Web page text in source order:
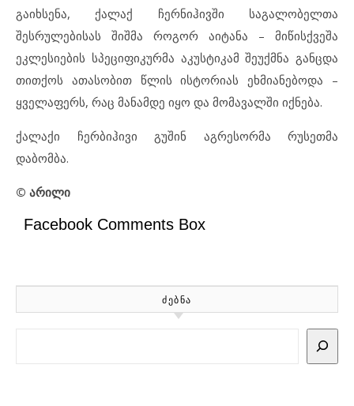
გაიხსენა, ქალაქ ჩერნიჰივში საგალობელთა
შესრულებისას შიშმა როგორ აიტანა – მიწისქვეშა
ეკლესიების სპეციფიკურმა აკუსტიკამ შეუქმნა განცდა
თითქოს ათასობით წლის ისტორიას ეხმიანებოდა –
ყველაფერს, რაც მანამდე იყო და მომავალში იქნება.
ქალაქი ჩერბიჰივი გუშინ აგრესორმა რუსეთმა
დაბომბა.
© არილი
Facebook Comments Box
ᲫᲔᲑᲜᲐ